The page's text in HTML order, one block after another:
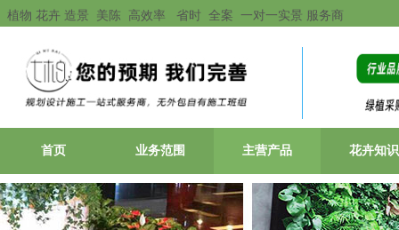
植物 花卉 造景 美陈 高效率 省时 全案 一对一实景 服务商
首页 业务范围 主营产品 花卉知识